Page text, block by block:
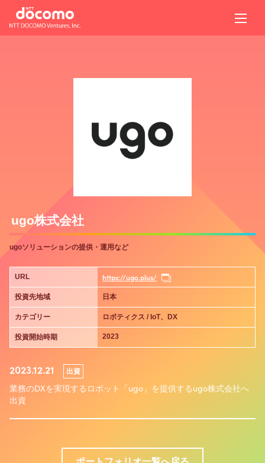
ugo株式会社
ugoソリューションの提供・運用など
URL https://ugo.plus/
投資先地域 日本
カテゴリー ロボティクス / IoT、DX
投資開始時期 2023
2023.12.21 出資
業務のDXを実現するロボット「ugo」を提供するugo株式会社へ
出資